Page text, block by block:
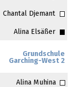
Chantal Djemant
Alina Elsäßer
Grundschule
Garching-West 2
Alina Muhina